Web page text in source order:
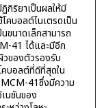
กิริยาเป็นผลให้มี
คบอลต์ไนเตรดเป็น
ขนาดเล็กสามารถ
41 ได้และมีอีก
ของตัวรองรับ
บอลต์ที่ดีที่สุดใน
41ซึ่งมีความ
นชันของ